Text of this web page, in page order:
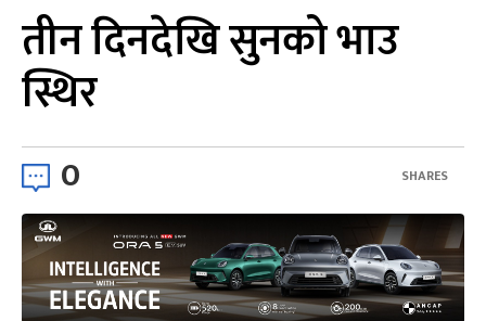
तीन दिनदेखि सुनको भाउ
स्थिर
0 SHARES